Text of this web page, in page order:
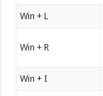
Win + L
Win + R
Win + I